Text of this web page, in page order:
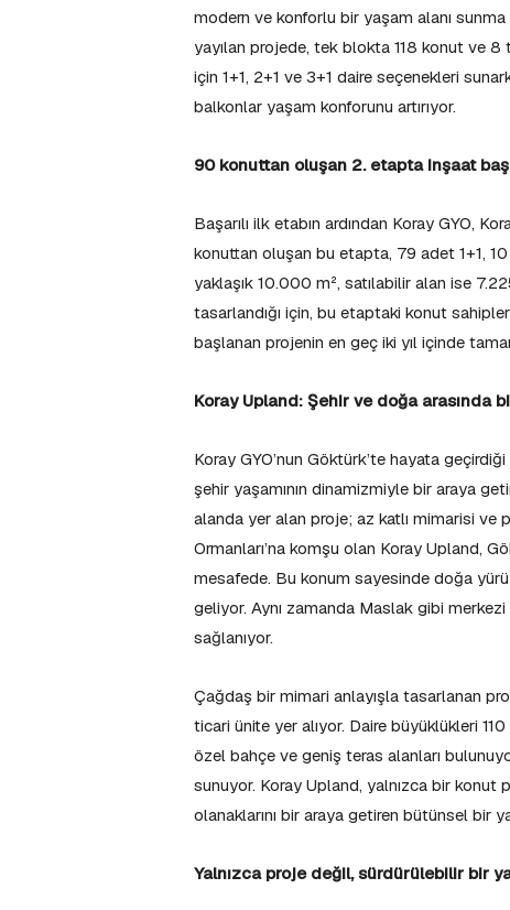
modern ve konforlu bir yaşam alanı
yayılan projede, tek blokta 118 konut ve 8
için 1+1, 2+1 ve 3+1 daire seçenekleri
balkonlar yaşam konforunu artırıyor.
90 konuttan oluşan 2. etapta inşaat
Başarılı ilk etabın ardından Koray GYO,
konuttan oluşan bu etapta, 79 adet 1+1,
yaklaşık 10.000 m², satılabilir alan ise
tasarlandığı için, bu etaptaki konut
başlanan projenin en geç iki yıl içinde
Koray Upland: Şehir ve doğa arasında
Koray GYO’nun Göktürk’te hayata
şehir yaşamının dinamizmiyle bir araya
alanda yer alan proje; az katlı mimarisi ve
Ormanları’na komşu olan Koray Upland,
mesafede. Bu konum sayesinde doğa
geliyor. Aynı zamanda Maslak gibi merkezi
sağlanıyor.
Çağdaş bir mimari anlayışla tasarlanan
ticari ünite yer alıyor. Daire büyüklükleri
özel bahçe ve geniş teras alanları
sunuyor. Koray Upland, yalnızca bir konut
olanaklarını bir araya getiren bütünsel bir
Yalnızca proje değil, sürdürülebilir bir